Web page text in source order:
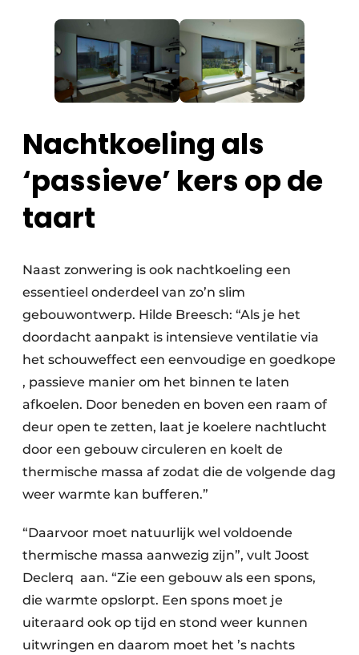
Nachtkoeling als
‘passieve’ kers op de
taart
Naast zonwering is ook nachtkoeling een
essentieel onderdeel van zo’n slim
gebouwontwerp. Hilde Breesch: “Als je het
doordacht aanpakt is intensieve ventilatie via
het schouweffect een eenvoudige en goedkope
, passieve manier om het binnen te laten
afkoelen. Door beneden en boven een raam of
deur open te zetten, laat je koelere nachtlucht
door een gebouw circuleren en koelt de
thermische massa af zodat die de volgende dag
weer warmte kan bufferen.”
“Daarvoor moet natuurlijk wel voldoende
thermische massa aanwezig zijn”, vult Joost
Declerq aan. “Zie een gebouw als een spons,
die warmte opslorpt. Een spons moet je
uiteraard ook op tijd en stond weer kunnen
uitwringen en daarom moet het ’s nachts